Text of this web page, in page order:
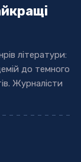
літератури:
до темного
Журналісти